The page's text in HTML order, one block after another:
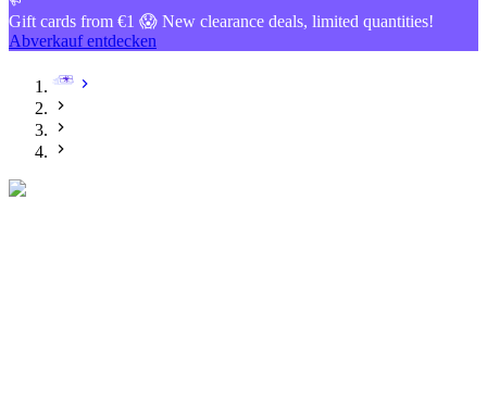
Gift cards from €1 😱 New clearance deals, limited quantities!
Abverkauf entdecken